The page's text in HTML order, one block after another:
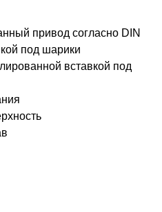
привод согласно DIN
под шарики
вставкой под